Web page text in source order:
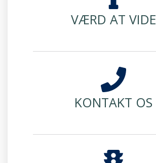
VÆRD AT VIDE
KONTAKT OS